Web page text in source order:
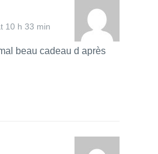
10 h 33 min
beau cadeau d après